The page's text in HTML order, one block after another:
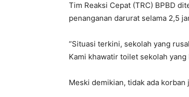
Tim Reaksi Cepat (TRC) BPBD
penanganan darurat selama 2,5
“Situasi terkini, sekolah yang
Kami khawatir toilet sekolah
Meski demikian, tidak ada